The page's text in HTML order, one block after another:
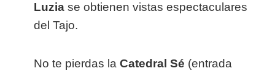
Luzia se obtienen vistas espectaculares
del Tajo.
No te pierdas la Catedral Sé (entrada